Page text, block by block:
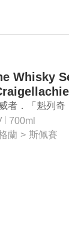
Whisky
Single
者．「魁列奇
格蘭威士忌
700ml
蘭 > 斯佩賽